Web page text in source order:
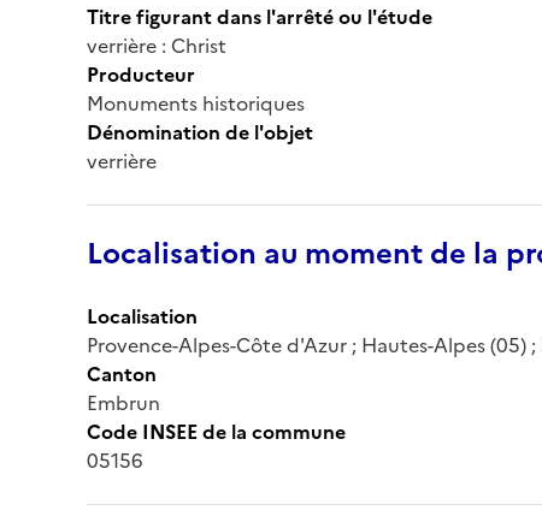
Titre figurant dans l'arrêté ou l'étude
verrière : Christ
Producteur
Monuments historiques
Dénomination de l'objet
verrière
Localisation au moment de la
Localisation
Provence-Alpes-Côte d'Azur ; Hautes-Alpes (05)
Canton
Embrun
Code INSEE de la commune
05156